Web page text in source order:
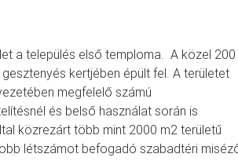
a település első temploma. A közel 200
kertjében épült fel. A területet
megfelelő számú
és belső használat során is
közrezárt több mint 2000 m2 területű
létszámot befogadó szabadtéri